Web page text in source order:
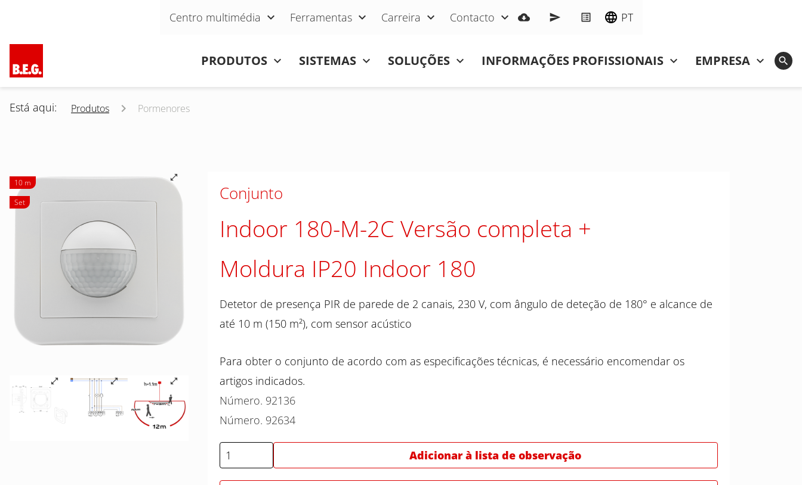
Pular navegação
Centro multimédia Ferramentas Carreira Contacto PT
PRODUTOS SISTEMAS SOLUÇÕES INFORMAÇÕES PROFISSIONAIS EMPRESA
Está aqui: Produtos Pormenores
10 m
Set
Conjunto
Indoor 180-M-2C Versão completa
Moldura IP20 Indoor 180
Detetor de presença PIR de parede de 2 canais, 230 V, com ângulo de deteção de 180° e alcance de
até 10 m (150 m²), com sensor acústico
Para obter o conjunto de acordo com as especificações técnicas, é necessário encomendar os
artigos indicados.
Número. 92136
Número. 92634
Adicionar à lista de observação